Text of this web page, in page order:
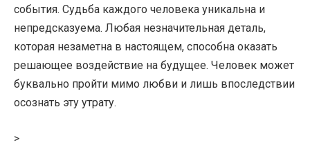
события. Судьба каждого человека уникальна и
непредсказуема. Любая незначительная деталь,
которая незаметна в настоящем, способна оказать
решающее воздействие на будущее. Человек может
буквально пройти мимо любви и лишь впоследствии
осознать эту утрату.
>